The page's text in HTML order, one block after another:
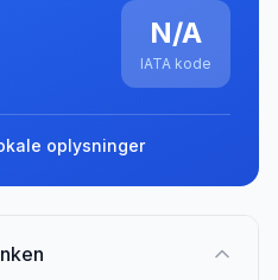
N/A
IATA kode
oplysninger